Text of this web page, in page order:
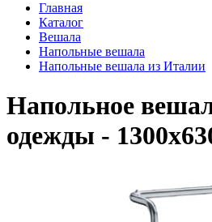
Главная
Каталог
Вешала
Напольные вешала
Напольные вешала из Италии
Напольное
одежды -